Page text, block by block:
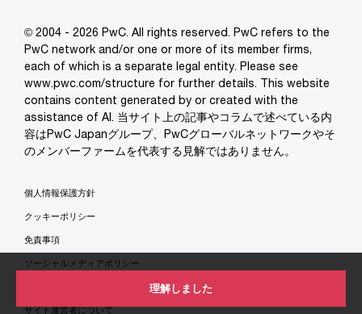
理解しました
© 2004 - 2026 PwC. All rights reserved. PwC refers to the
PwC network and/or one or more of its member firms,
each of which is a separate legal entity. Please see
www.pwc.com/structure for further details. This website
contains content generated by or created with the
assistance of AI. 当サイト上の記事やコラムで述べている内
容はPwC Japanグループ、PwCグローバルネットワークやそ
のメンバーファームを代表する見解ではありません。
個人情報保護方針
クッキーポリシー
免責事項
ソーシャルメディアポリシー
サイト運営者について